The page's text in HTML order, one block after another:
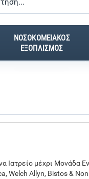
ΝΟΣΟΚΟΜΕΙΑΚΟΣ
ΕΞΟΠΛΙΣΜΟΣ
Ιατρείο μέχρι Μονάδα
Welch Allyn, Bistos &